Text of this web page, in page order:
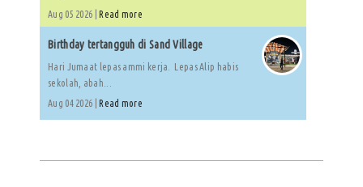
Aug 05 2026 |Read more
Birthday tertangguh di Sand Village
Hari Jumaat lepas ammi kerja. Lepas Alip habis
sekolah, abah...
Aug 04 2026 |Read more